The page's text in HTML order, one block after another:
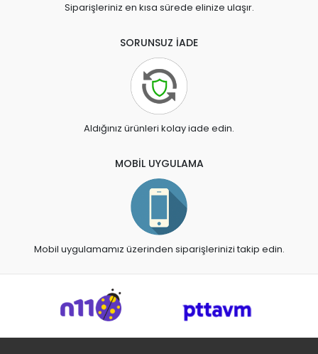
Siparişleriniz en kısa sürede elinize ulaşır.
SORUNSUZ İADE
Aldığınız ürünleri kolay iade edin.
MOBİL UYGULAMA
Mobil uygulamamız üzerinden siparişlerinizi takip edin.